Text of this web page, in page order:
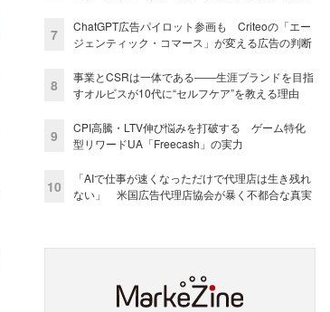
7
ChatGPT広告パイロット参画も Criteoの「エー
ジェンティック・コマース」が変える広告の判断
8
事業とCSRは一体である――生涯ブランドを目指
すオルビスが10代に“セルフケア”を教える理由
9
CPI高騰・LTV伸び悩みを打破する ゲーム特化
型リワードUA「Freecash」の実力
10
「AIで仕事が速くなっただけで代理店は生き残れ
ない」 米国広告代理店協会が暴く不都合な真実